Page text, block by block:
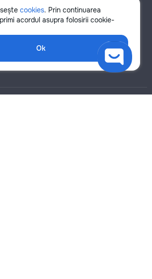
cookies. Prin continuarea
acordul asupra folosirii cookie-
Ok
Chișinău
Botanica
instalare